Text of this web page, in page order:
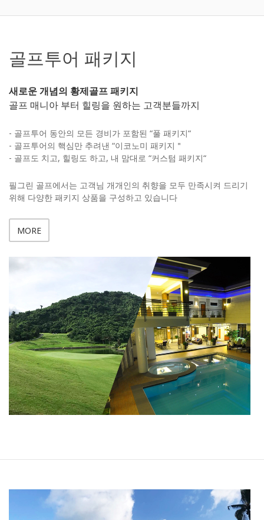
골프투어 패키지
새로운 개념의 황제골프 패키지
골프 매니아 부터 힐링을 원하는 고객분들까지
- 골프투어 동안의 모든 경비가 포함된 “풀 패키지“
- 골프투어의 핵심만 추려낸 “이코노미 패키지＂
- 골프도 치고, 힐링도 하고, 내 맘대로 “커스텀 패키지“
필그린 골프에서는 고객님 개개인의 취향을 모두 만족시켜 드리기
위해 다양한 패키지 상품을 구성하고 있습니다
MORE